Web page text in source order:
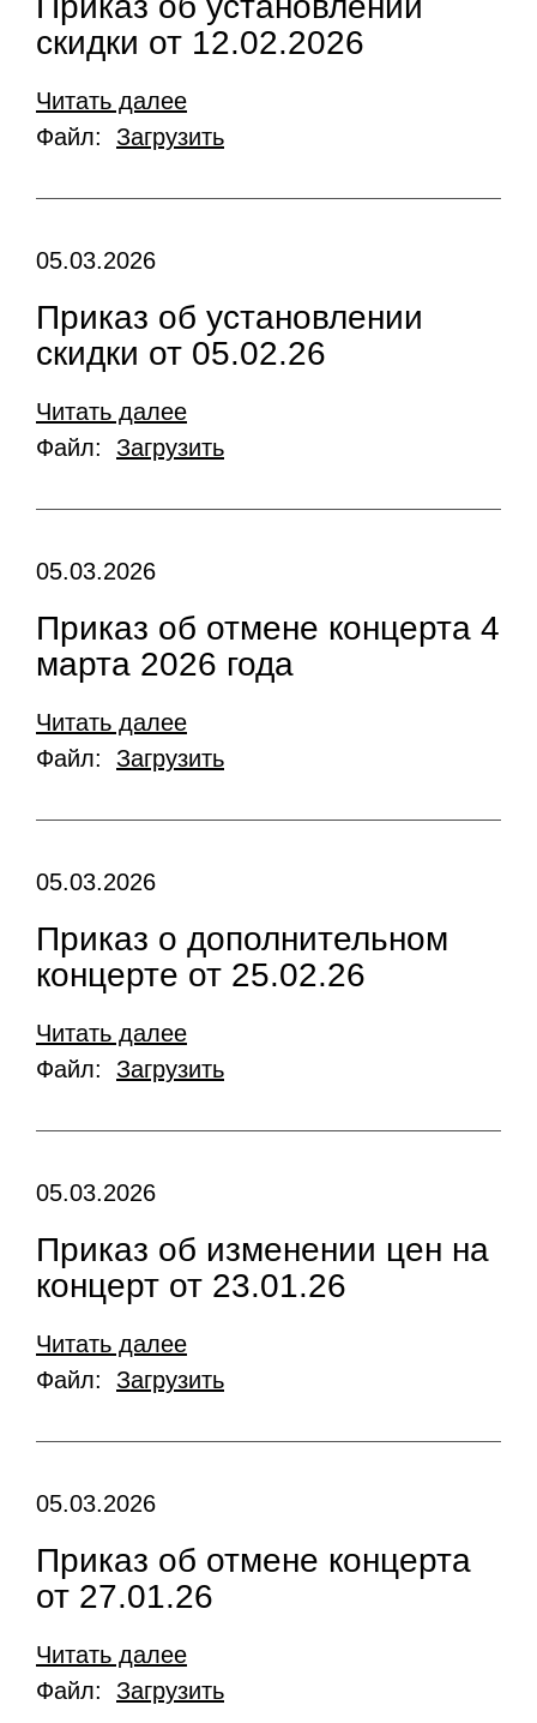
скидки от 12.02.2026
Читать далее
Файл: Загрузить
05.03.2026
Приказ об установлении
скидки от 05.02.26
Читать далее
Файл: Загрузить
05.03.2026
Приказ об отмене концерта 4
марта 2026 года
Читать далее
Файл: Загрузить
05.03.2026
Приказ о дополнительном
концерте от 25.02.26
Читать далее
Файл: Загрузить
05.03.2026
Приказ об изменении цен на
концерт от 23.01.26
Читать далее
Файл: Загрузить
05.03.2026
Приказ об отмене концерта
от 27.01.26
Читать далее
Файл: Загрузить